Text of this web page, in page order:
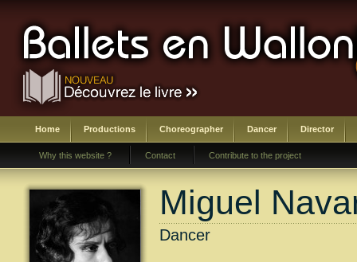
Home Productions Choreographer Dancer Director
Why this website ? Contact Contribute to the project
Miguel
Dancer